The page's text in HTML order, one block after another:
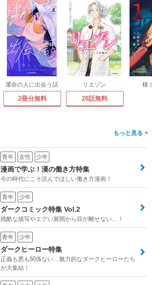
運命の人に出会う話
2冊分無料
リエゾン
28話無料
棲
>
青年 女性 少年
漫画で学ぶ！漢の働き方特集
今の時代にこそ読んでほしい働き方漫画！
青年 少年
ダークコミック特集 Vol.2
残酷な描写やエグい展開から目が離せない…！
青年 少年
ダークヒーロー特集
正義も悪も関係ない…魅力的なダークヒーローたち
が大集結！